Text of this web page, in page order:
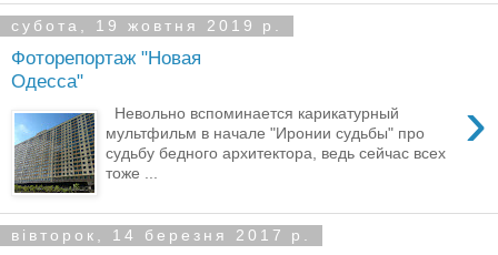
субота, 19 жовтня 2019 р.
Фоторепортаж "Новая
Одесса"
›
Невольно вспоминается карикатурный
мультфильм в начале "Иронии судьбы" про
судьбу бедного архитектора, ведь сейчас всех
тоже ...
вівторок, 14 березня 2017 р.